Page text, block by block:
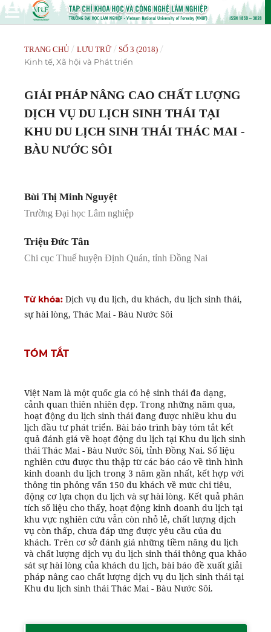
TRANG CHỦ / LƯU TRỮ / SỐ 3 (2018) /
Kinh tế, Xã hội và Phát triển
GIẢI PHÁP NÂNG CAO CHẤT LƯỢNG
DỊCH VỤ DU LỊCH SINH THÁI TẠI
KHU DU LỊCH SINH THÁI THÁC MAI -
BÀU NƯỚC SÔI
Bùi Thị Minh Nguyệt
Trường Đại học Lâm nghiệp
Triệu Đức Tân
Chi cục Thuế huyện Định Quán, tỉnh Đồng Nai
Từ khóa: Dịch vụ du lịch, du khách, du lịch sinh thái,
sự hài lòng, Thác Mai - Bàu Nước Sôi
TÓM TẮT
Việt Nam là một quốc gia có hệ sinh thái đa dạng,
cảnh quan thiên nhiên đẹp. Trong những năm qua,
hoạt động du lịch sinh thái đang được nhiều khu du
lịch đầu tư phát triển. Bài báo trình bày tóm tắt kết
quả đánh giá về hoạt động du lịch tại Khu du lịch sinh
thái Thác Mai - Bàu Nước Sôi, tỉnh Đồng Nai. Số liệu
nghiên cứu được thu thập từ các báo cáo về tình hình
kinh doanh du lịch trong 3 năm gần nhất, kết hợp với
thông tin phỏng vấn 150 du khách về mức chi tiêu,
động cơ lựa chọn du lịch và sự hài lòng. Kết quả phân
tích số liệu cho thấy, hoạt động kinh doanh du lịch tại
khu vực nghiên cứu vẫn còn nhỏ lẻ, chất lượng dịch
vụ còn thấp, chưa đáp ứng được yêu cầu của du
khách. Trên cơ sở đánh giá những tiềm năng du lịch
và chất lượng dịch vụ du lịch sinh thái thông qua khảo
sát sự hài lòng của khách du lịch, bài báo đề xuất giải
pháp nâng cao chất lượng dịch vụ du lịch sinh thái tại
Khu du lịch sinh thái Thác Mai - Bàu Nước Sôi.